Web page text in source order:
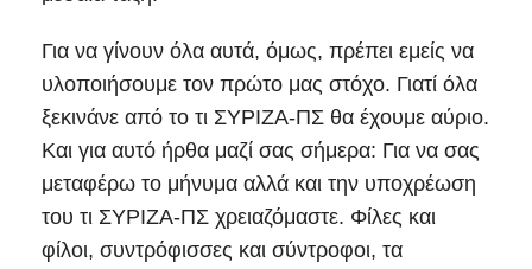
Για να γίνουν όλα αυτά, όμως, πρέπει εμείς να
υλοποιήσουμε τον πρώτο μας στόχο. Γιατί όλα
ξεκινάνε από το τι ΣΥΡΙΖΑ-ΠΣ θα έχουμε αύριο.
Και για αυτό ήρθα μαζί σας σήμερα: Για να σας
μεταφέρω το μήνυμα αλλά και την υποχρέωση
του τι ΣΥΡΙΖΑ-ΠΣ χρειαζόμαστε. Φίλες και
φίλοι, συντρόφισσες και σύντροφοι, τα